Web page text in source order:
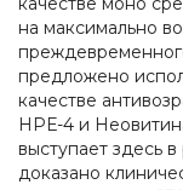
на максимально
предложено
качестве
НРЕ-4 и
выступает здесь
доказано